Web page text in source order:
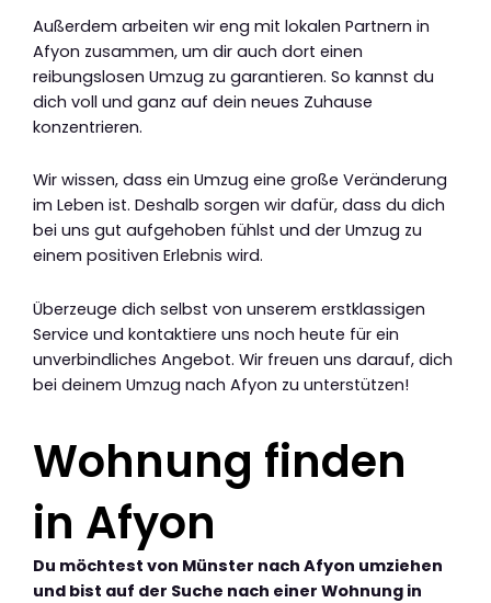
Außerdem arbeiten wir eng mit lokalen Partnern in
Afyon zusammen, um dir auch dort einen
reibungslosen Umzug zu garantieren. So kannst du
dich voll und ganz auf dein neues Zuhause
konzentrieren.
Wir wissen, dass ein Umzug eine große Veränderung
im Leben ist. Deshalb sorgen wir dafür, dass du dich
bei uns gut aufgehoben fühlst und der Umzug zu
einem positiven Erlebnis wird.
Überzeuge dich selbst von unserem erstklassigen
Service und kontaktiere uns noch heute für ein
unverbindliches Angebot. Wir freuen uns darauf, dich
bei deinem Umzug nach Afyon zu unterstützen!
Wohnung finden
in Afyon
Du möchtest von Münster nach Afyon umziehen
und bist auf der Suche nach einer Wohnung in